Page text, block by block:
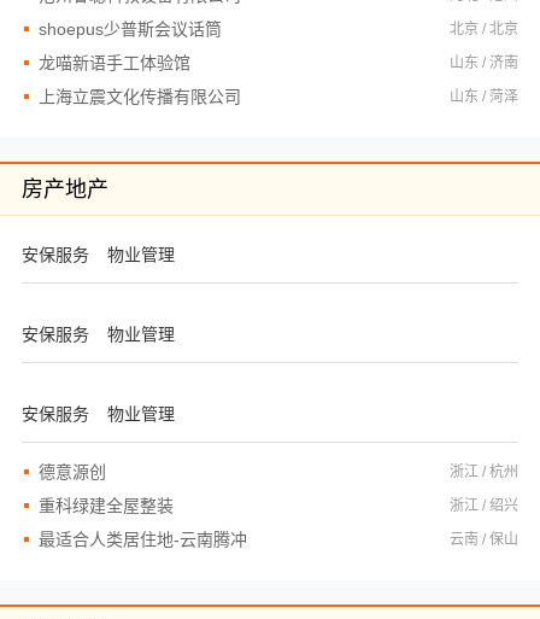
shoepus少普斯会议话筒 北京 / 北京
龙喵新语手工体验馆 山东 / 济南
上海立震文化传播有限公司 山东 / 菏泽
房产地产
安保服务 物业管理
安保服务 物业管理
安保服务 物业管理
德意源创 浙江 / 杭州
重科绿建全屋整装 浙江 / 绍兴
最适合人类居住地-云南腾冲 云南 / 保山